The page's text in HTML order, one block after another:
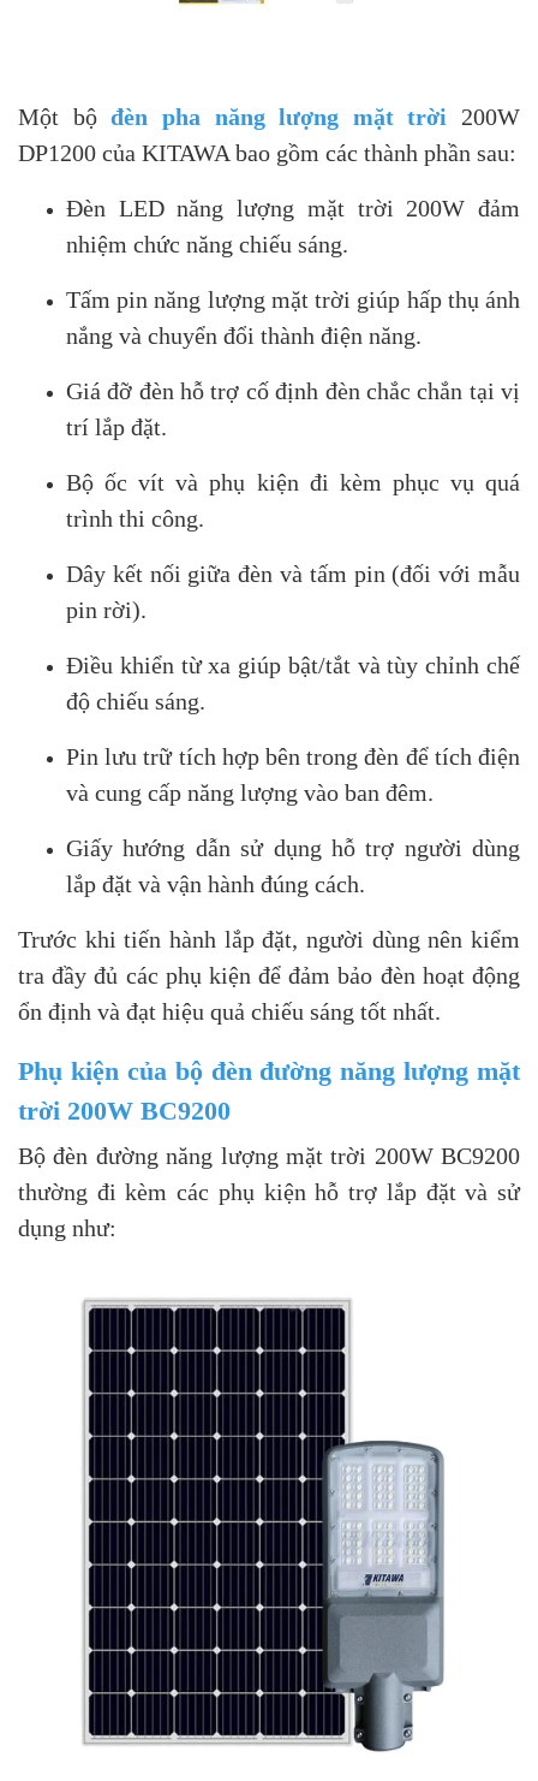
Một bộđèn pha năng lượng mặt trời 200W
DP1200 của KITAWA bao gồm các thành phần sau:
Đèn LED năng lượng mặt trời 200W đảm
nhiệm chức năng chiếu sáng.
Tấm pin năng lượng mặt trời giúp hấp thụ ánh
nắng và chuyển đổi thành điện năng.
Giá đỡ đèn hỗ trợ cố định đèn chắc chắn tại vị
trí lắp đặt.
Bộ ốc vít và phụ kiện đi kèm phục vụ quá
trình thi công.
Dây kết nối giữa đèn và tấm pin (đối với mẫu
pin rời).
Điều khiển từ xa giúp bật/tắt và tùy chỉnh chế
độ chiếu sáng.
Pin lưu trữ tích hợp bên trong đèn để tích điện
và cung cấp năng lượng vào ban đêm.
Giấy hướng dẫn sử dụng hỗ trợ người dùng
lắp đặt và vận hành đúng cách.
Trước khi tiến hành lắp đặt, người dùng nên kiểm
tra đầy đủ các phụ kiện để đảm bảo đèn hoạt động
ổn định và đạt hiệu quả chiếu sáng tốt nhất.
Phụ kiện của bộ đèn đường năng lượng mặt
trời 200W BC9200
Bộ đèn đường năng lượng mặt trời 200W BC9200
thường đi kèm các phụ kiện hỗ trợ lắp đặt và sử
dụng như: